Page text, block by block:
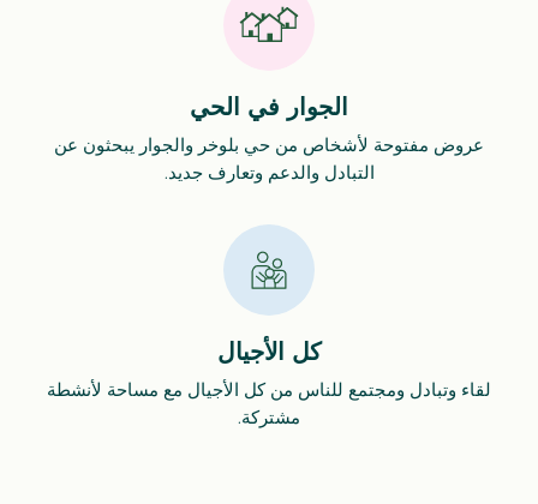
الجوار في الحي
عروض مفتوحة لأشخاص من حي بلوخر والجوار يبحثون عن
التبادل والدعم وتعارف جديد.
كل الأجيال
لقاء وتبادل ومجتمع للناس من كل الأجيال مع مساحة لأنشطة
مشتركة.